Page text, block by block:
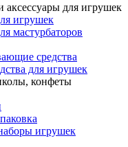
аксессуары для игрушек
игрушек
мастурбаторов
средства
для игрушек
конфеты
игрушек